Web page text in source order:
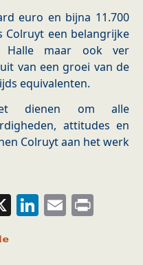
euro en bijna 11.700
Colruyt een belangrijke
Halle maar ook ver
van een groei van de
equivalenten.
dienen om alle
attitudes en
Colruyt aan het werk
X LinkedIn
Email